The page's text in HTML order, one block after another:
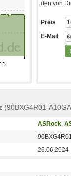
den von
Preis
E-Mail
(90BXG4R01-
ASRock,
26.06.2024